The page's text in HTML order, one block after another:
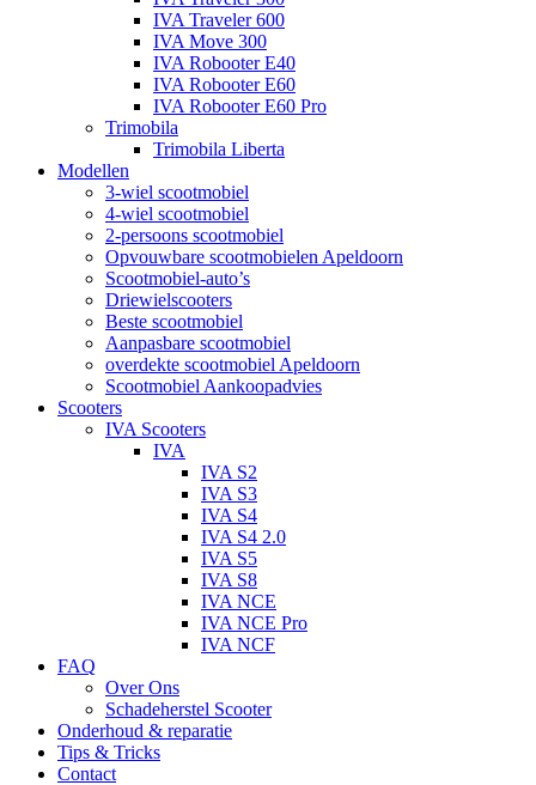
IVA Traveler 600
IVA Move 300
IVA Robooter E40
IVA Robooter E60
IVA Robooter E60 Pro
Trimobila
Trimobila Liberta
Modellen
3-wiel scootmobiel
4-wiel scootmobiel
2-persoons scootmobiel
Opvouwbare scootmobielen Apeldoorn
Scootmobiel-auto’s
Driewielscooters
Beste scootmobiel
Aanpasbare scootmobiel
overdekte scootmobiel Apeldoorn
Scootmobiel Aankoopadvies
Scooters
IVA Scooters
IVA
IVA S2
IVA S3
IVA S4
IVA S4 2.0
IVA S5
IVA S8
IVA NCE
IVA NCE Pro
IVA NCF
FAQ
Over Ons
Schadeherstel Scooter
Onderhoud & reparatie
Tips & Tricks
Contact